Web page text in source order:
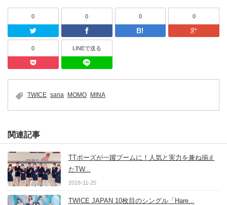
0
Twitter
0
Facebook
0
はてなブッ
0
0
Pocket
LINEで送る
TWICE sana MOMO MINA
関連記事
TTポーズが一躍ブームに！人気と実力を兼ね揃え
たTW...
2018-11-25
TWICE JAPAN 10枚目のシングル「Hare...